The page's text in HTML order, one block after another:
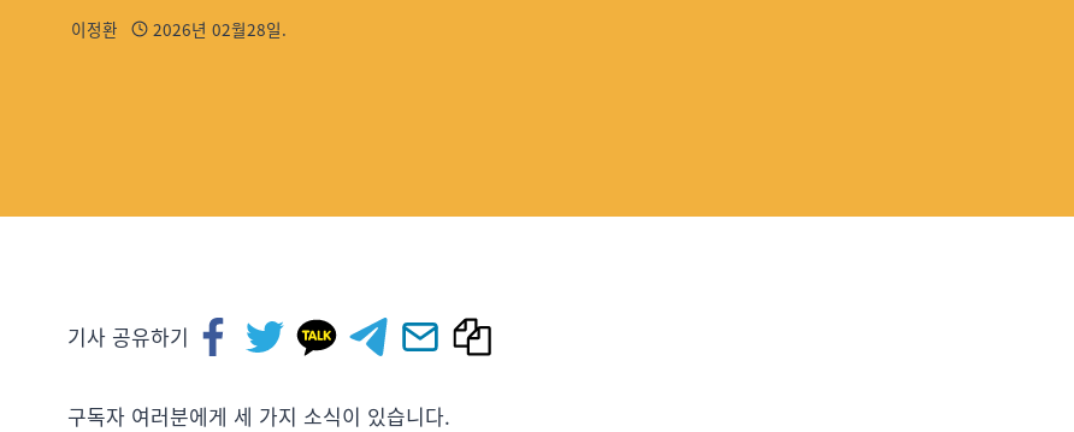
이정환 2026년 02월28일.
기사 공유하기
구독자 여러분에게 세 가지 소식이 있습니다.